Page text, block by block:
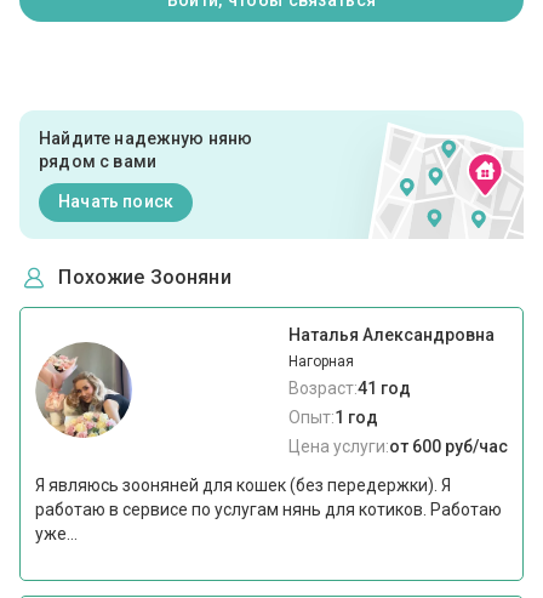
Найдите надежную няню
рядом с вами
Начать поиск
Похожие Зооняни
Наталья Александровна
Нагорная
Возраст:41 год
Опыт:1 год
Цена услуги:от 600 руб/час
Я являюсь зооняней для кошек (без передержки). Я
работаю в сервисе по услугам нянь для котиков. Работаю
уже...